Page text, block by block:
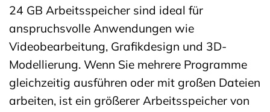
24 GB Arbeitsspeicher sind ideal für
anspruchsvolle Anwendungen wie
Videobearbeitung, Grafikdesign und 3D-
Modellierung. Wenn Sie mehrere Programme
gleichzeitig ausführen oder mit großen Dateien
arbeiten, ist ein größerer Arbeitsspeicher von